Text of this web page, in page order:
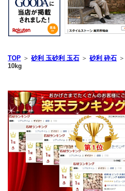
TOP ＞ 砂利 玉砂利 玉石 ＞ 砂利 砕石 ＞
10kg